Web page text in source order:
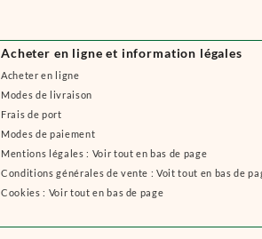
Acheter en ligne et information légales
Acheter en ligne
Modes de livraison
Frais de port
Modes de paiement
Mentions légales : Voir tout en bas de page
Conditions générales de vente : Voit tout en bas de
Cookies : Voir tout en bas de page